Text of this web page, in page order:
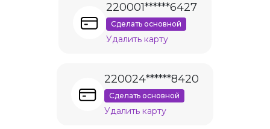
220001******6427
Сделать основной
Удалить карту
220024******8420
Сделать основной
Удалить карту